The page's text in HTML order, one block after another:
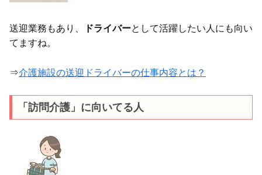
送迎業務もあり、 ドライバーとして活躍したい人にも向い
てますね。
⇒介護施設の送迎ドライバーの仕事内容とは？
「訪問介護」に向いてる人